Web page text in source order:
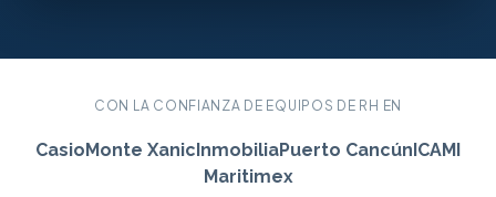
CON LA CONFIANZA DE EQUIPOS DE RH EN
CasioMonte XanicInmobiliaPuerto CancúnICAMI
Maritimex